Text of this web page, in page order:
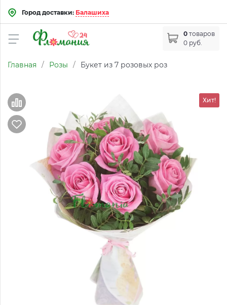
Город доставки: Балашиха
0 товаров
0 руб.
Главная / Розы / Букет из 7 розовых роз
Хит!